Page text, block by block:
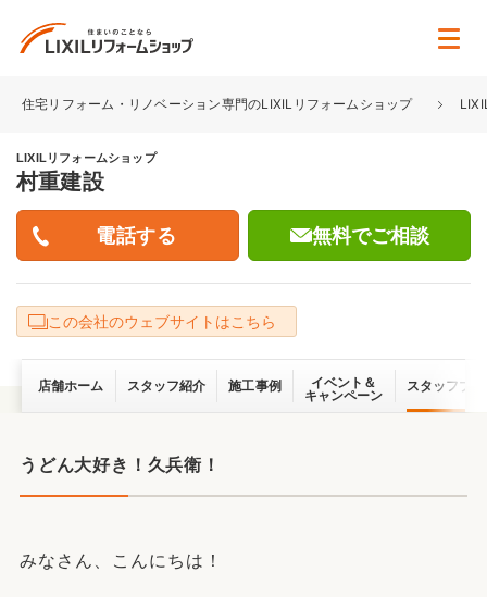
住宅リフォーム・リノベーション専門のLIXILリフォームショップ
LIXILリフォームショップ
村重建設
無料でご相談
この会社のウェブサイトはこちら
店舗ホーム スタッフ紹介 施工事例
イベント＆
キャンペーン
スタッフブ
うどん大好き！久兵衛！
みなさん、こんにちは！